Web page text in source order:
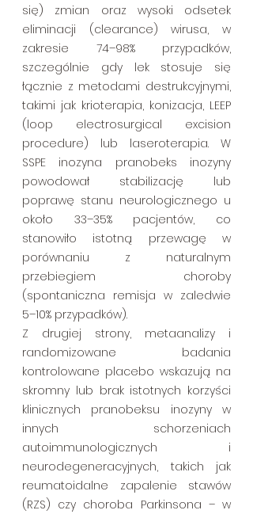
się) zmian oraz wysoki odsetek
eliminacji (clearance) wirusa, w
zakresie 74–98% przypadków,
szczególnie gdy lek stosuje się
łącznie z metodami destrukcyjnymi,
takimi jak krioterapia, konizacja, LEEP
(loop electrosurgical excision
procedure) lub laseroterapia. W
SSPE inozyna pranobeks inozyny
powodował stabilizację lub
poprawę stanu neurologicznego u
około 33–35% pacjentów, co
stanowiło istotną przewagę w
porównaniu z naturalnym
przebiegiem choroby
(spontaniczna remisja w zaledwie
5–10% przypadków).
Z drugiej strony, metaanalizy i
randomizowane badania
kontrolowane placebo wskazują na
skromny lub brak istotnych korzyści
klinicznych pranobeksu inozyny w
innych schorzeniach
autoimmunologicznych i
neurodegeneracyjnych, takich jak
reumatoidalne zapalenie stawów
(RZS) czy choroba Parkinsona – w